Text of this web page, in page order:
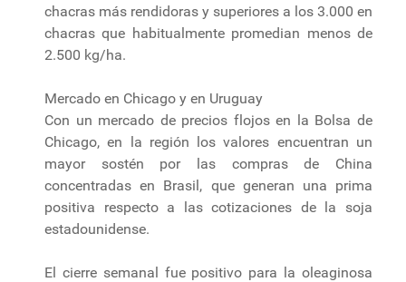
chacras más rendidoras y superiores a los 3.000 en
chacras que habitualmente promedian menos de
2.500 kg/ha.
Mercado en Chicago y en Uruguay
Con un mercado de precios flojos en la Bolsa de
Chicago, en la región los valores encuentran un
mayor sostén por las compras de China
concentradas en Brasil, que generan una prima
positiva respecto a las cotizaciones de la soja
estadounidense.
El cierre semanal fue positivo para la oleaginosa